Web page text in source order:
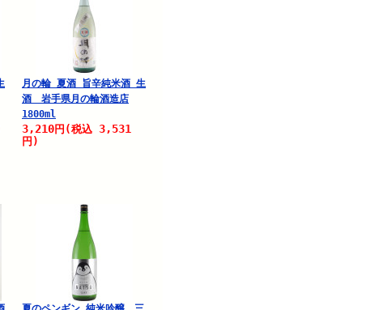
月の輪 夏酒 旨辛純米酒 生
酒 岩手県月の輪酒造店
1800ml
3,210円 (税込 3,531
円)